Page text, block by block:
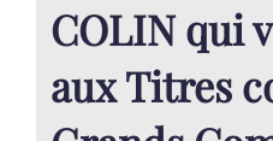
COLIN qui
aux Titres